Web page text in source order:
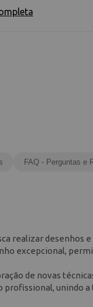
FAQ - Perguntas e
realizar desenhos
excepcional,
de novas
profissional, unindo a